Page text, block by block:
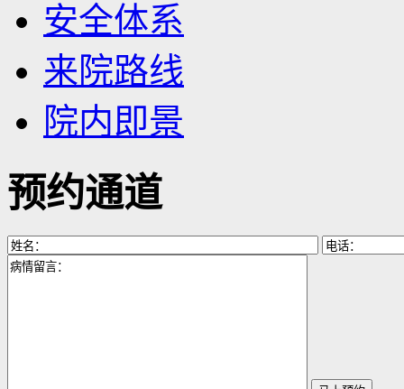
安全体系
来院路线
院内即景
预约通道